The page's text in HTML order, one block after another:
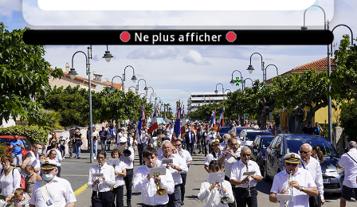
Ne plus afficher